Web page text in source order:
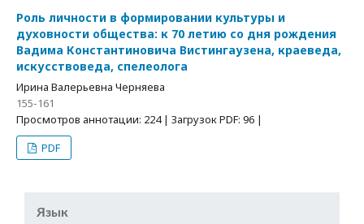
Роль личности в формировании культуры и
духовности общества: к 70 летию со дня рождения
Вадима Константиновича Вистингаузена, краеведа,
искусствоведа, спелеолога
Ирина Валерьевна Черняева
155-161
Просмотров аннотации: 224 | Загрузок PDF: 96 |
PDF
Язык